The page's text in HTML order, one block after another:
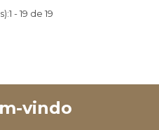
1 -19 de 19
vindo